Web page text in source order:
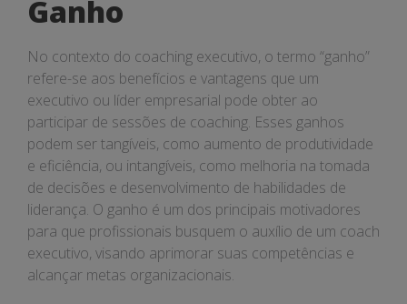
Ganho
No contexto do coaching executivo, o termo “ganho”
refere-se aos benefícios e vantagens que um
executivo ou líder empresarial pode obter ao
participar de sessões de coaching. Esses ganhos
podem ser tangíveis, como aumento de produtividade
e eficiência, ou intangíveis, como melhoria na tomada
de decisões e desenvolvimento de habilidades de
liderança. O ganho é um dos principais motivadores
para que profissionais busquem o auxílio de um coach
executivo, visando aprimorar suas competências e
alcançar metas organizacionais.